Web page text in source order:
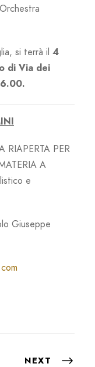
si terrà il 4
di Via dei
RIAPERTA PER
A
e
Giuseppe
NEXT